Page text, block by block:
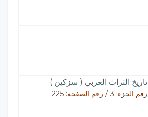
تاريخ التراث العربي ( سزكين )
رقم الجزء: 3 / رقم الصفحة: 225